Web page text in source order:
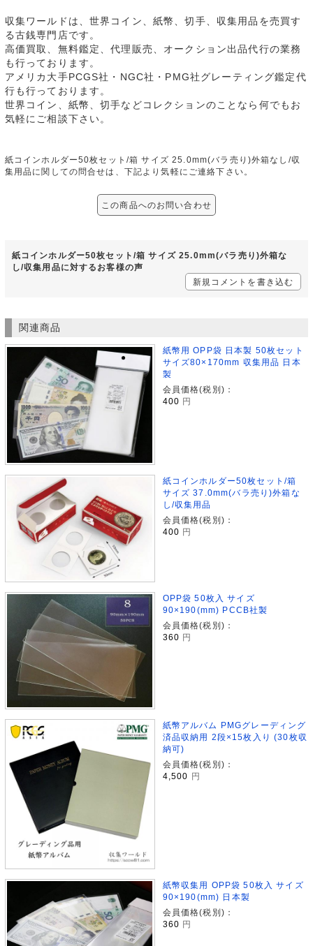
収集ワールドは、世界コイン、紙幣、切手、収集用品を売買す
る古銭専門店です。
高価買取、無料鑑定、代理販売、オークション出品代行の業務
も行っております。
アメリカ大手PCGS社・NGC社・PMG社グレーティング鑑定代
行も行っております。
世界コイン、紙幣、切手などコレクションのことなら何でもお
気軽にご相談下さい。
紙コインホルダー50枚セット/箱 サイズ 25.0mm(バラ売り)外箱なし/収
集用品に関しての問合せは、下記より気軽にご連絡下さい。
この商品へのお問い合わせ
紙コインホルダー50枚セット/箱 サイズ 25.0mm(バラ売り)外箱な
し/収集用品に対するお客様の声
新規コメントを書き込む
関連商品
紙幣用 OPP袋 日本製 50枚セット
サイズ80×170mm 収集用品 日本
製
会員価格(税別)：
400 円
紙コインホルダー50枚セット/箱
サイズ 37.0mm(バラ売り)外箱な
し/収集用品
会員価格(税別)：
400 円
OPP袋 50枚入 サイズ
90×190(mm) PCCB社製
会員価格(税別)：
360 円
紙幣アルバム PMGグレーディング
済品収納用 2段×15枚入り (30枚収
納可)
会員価格(税別)：
4,500
円
紙幣収集用 OPP袋 50枚入 サイズ
90×190(mm) 日本製
会員価格(税別)：
360 円